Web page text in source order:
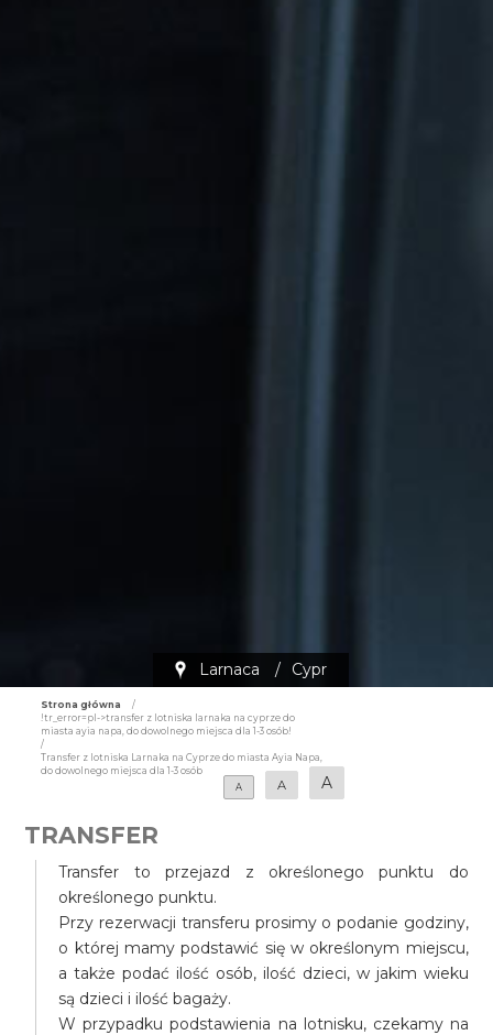
Larnaca / Cypr
Strona główna
/
!tr_error=pl->transfer z lotniska larnaka na cyprze do
miasta ayia napa, do dowolnego miejsca dla 1-3 osób!
/
Transfer z lotniska Larnaka na Cyprze do miasta Ayia Napa,
do dowolnego miejsca dla 1-3 osób
A
A A
TRANSFER
Transfer to przejazd z określonego punktu do
określonego punktu.
Przy rezerwacji transferu prosimy o podanie godziny,
o której mamy podstawić się w określonym miejscu,
a także podać ilość osób, ilość dzieci, w jakim wieku
są dzieci i ilość bagaży.
W przypadku podstawienia na lotnisku, czekamy na